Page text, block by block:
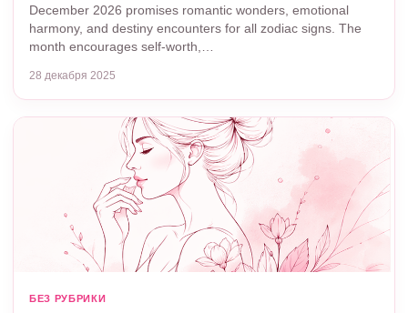
December 2026 promises romantic wonders, emotional
harmony, and destiny encounters for all zodiac signs. The
month encourages self-worth,…
28 декабря 2025
БЕЗ РУБРИКИ